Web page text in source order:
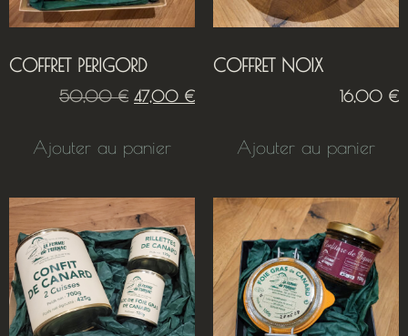
COFFRET PERIGORD
50,00€ 47,00 €
Ajouter au panier
COFFRET NOIX
16,00 €
Ajouter au panier